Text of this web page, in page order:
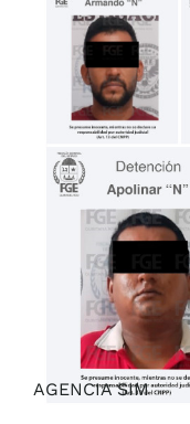
AGENCIA SIM